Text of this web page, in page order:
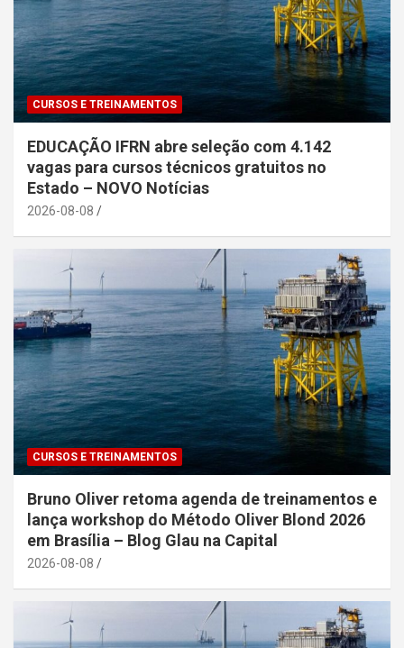
CURSOS E TREINAMENTOS
EDUCAÇÃO IFRN abre seleção com 4.142
vagas para cursos técnicos gratuitos no
Estado – NOVO Notícias
2026-08-08
CURSOS E TREINAMENTOS
Bruno Oliver retoma agenda de treinamentos e
lança workshop do Método Oliver Blond 2026
em Brasília – Blog Glau na Capital
2026-08-08